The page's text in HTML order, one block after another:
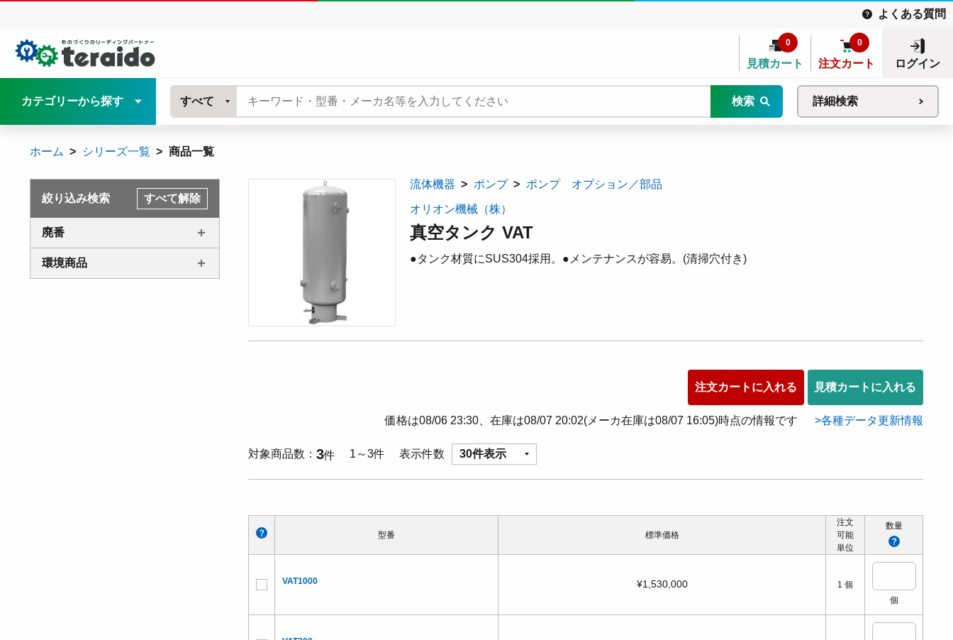
よくある質問
見積カート
0
注文カート
0
ログイン
カテゴリーから探す すべて 検索 詳細検索
ホーム シリーズ一覧 商品一覧
絞り込み検索 すべて解除
廃番
環境商品
流体機器 ポンプ ポンプ オプション／部品
オリオン機械（株）
真空タンク VAT
●タンク材質にSUS304採用。●メンテナンスが容易。(清掃穴付き)
注文カートに入れる 見積カートに入れる
価格は08/06 23:30、在庫は08/07 20:02(メーカ在庫は08/07 16:05)時点の情報です 各種データ更新情報
対象商品数 3件 1～3件 表示件数 30件表示
型番 標準価格
注文
可能
単位
数量
VAT1000 ¥1,530,000 1 個
個